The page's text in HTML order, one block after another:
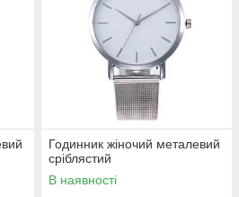
Годинник жіночий металевий
сріблястий
В наявності